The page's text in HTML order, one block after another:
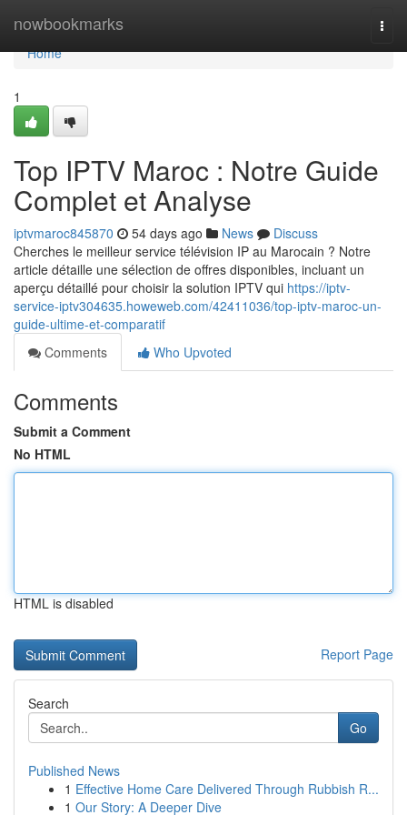
nowbookmarks
Home
Home
1
Top IPTV Maroc : Notre Guide
Complet et Analyse
iptvmaroc845870 54 days ago News
Discuss
Cherches le meilleur service télévision IP au Marocain ? Notre
article détaille une sélection de offres disponibles, incluant un
aperçu détaillé pour choisir la solution IPTV qui https://iptv-
service-iptv304635.howeweb.com/42411036/top-iptv-maroc-un-
guide-ultime-et-comparatif
Comments
Who Upvoted
Comments
Submit a Comment
No HTML
HTML is disabled
Report Page
Search
Go
Published News
1 Effective Home Care Delivered Through Rubbish R...
1 Our Story: A Deeper Dive